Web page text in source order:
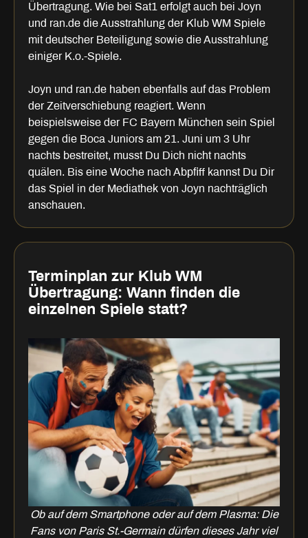
Übertragung. Wie bei Sat1 erfolgt auch bei Joyn
und ran.de die Ausstrahlung der Klub WM Spiele
mit deutscher Beteiligung sowie die Ausstrahlung
einiger K.o.-Spiele.
Joyn und ran.de haben ebenfalls auf das Problem
der Zeitverschiebung reagiert. Wenn
beispielsweise der FC Bayern München sein Spiel
gegen die Boca Juniors am 21. Juni um 3 Uhr
nachts bestreitet, musst Du Dich nicht nachts
quälen. Bis eine Woche nach Abpfiff kannst Du Dir
das Spiel in der Mediathek von Joyn nachträglich
anschauen.
Terminplan zur Klub WM
Übertragung: Wann finden die
einzelnen Spiele statt?
Ob auf dem Smartphone oder auf dem Plasma: Die
Fans von Paris St.-Germain dürfen dieses Jahr viel